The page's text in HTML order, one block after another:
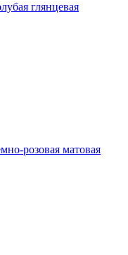
глянцевая
розовая матовая